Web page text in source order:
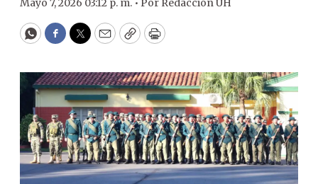
Mayo 7, 2026 03:12 p. m. • Por Redacción ÚH
WhatsApp
Facebook
Twitter
EmailCopyPrint